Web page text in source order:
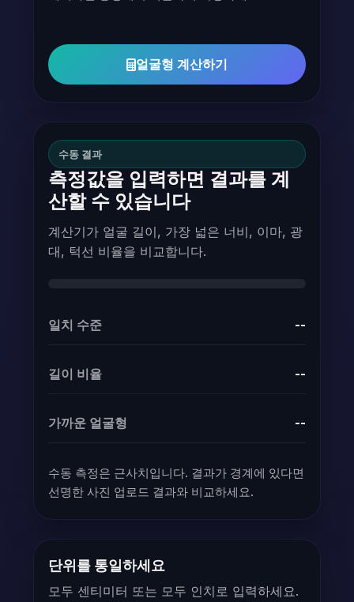
얼굴형 계산하기
수동 결과
측정값을 입력하면 결과를 계
산할 수 있습니다
계산기가 얼굴 길이, 가장 넓은 너비, 이마, 광
대, 턱선 비율을 비교합니다.
일치 수준 --
길이 비율 --
가까운 얼굴형 --
수동 측정은 근사치입니다. 결과가 경계에 있다면
선명한 사진 업로드 결과와 비교하세요.
단위를 통일하세요
모두 센티미터 또는 모두 인치로 입력하세요.